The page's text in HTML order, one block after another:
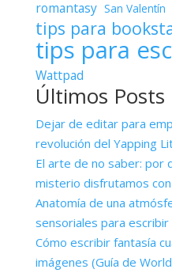
romantasy San Valentín
tips para
tips para
Wattpad
Últimos Posts
Dejar de editar para
revolución del Yapping
El arte de no saber: por
misterio disfrutamos
Anatomía de una
sensoriales para
Cómo escribir fantasía
imágenes (Guía de